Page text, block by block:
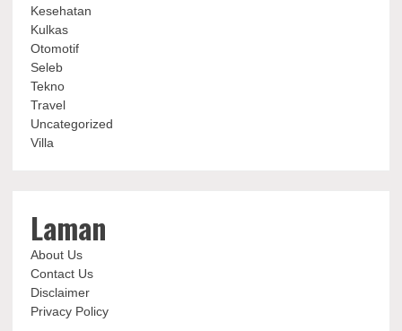
Kesehatan
Kulkas
Otomotif
Seleb
Tekno
Travel
Uncategorized
Villa
Laman
About Us
Contact Us
Disclaimer
Privacy Policy